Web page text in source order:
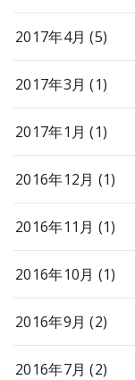
2017年4月 (5)
2017年3月 (1)
2017年1月 (1)
2016年12月 (1)
2016年11月 (1)
2016年10月 (1)
2016年9月 (2)
2016年7月 (2)